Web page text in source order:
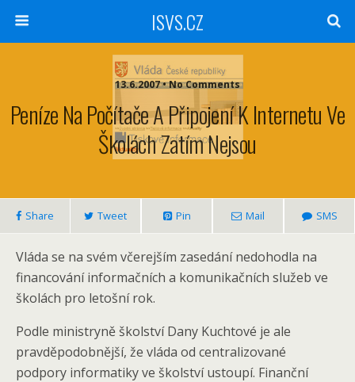
ISVS.CZ
13.6.2007 • No Comments
Peníze Na Počítače A Připojení K Internetu Ve
Školách Zatím Nejsou
Share Tweet Pin Mail SMS
Vláda se na svém včerejším zasedání nedohodla na
financování informačních a komunikačních služeb ve
školách pro letošní rok.
Podle ministryně školství Dany Kuchtové je ale
pravděpodobnější, že vláda od centralizované
podpory informatiky ve školství ustoupí. Finanční